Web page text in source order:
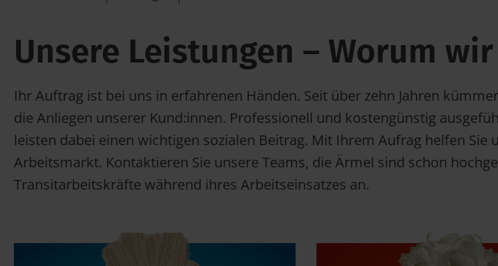
Unsere Leistungen – Worum
Ihr Auftrag ist bei uns in erfahrenen Händen. Seit über zehn Jahren
die Anliegen unserer Kund:innen. Professionell und kostengünstig
leisten dabei einen wichtigen sozialen Beitrag. Mit Ihrem Aufrag helfen
Arbeitsmarkt. Kontaktieren Sie unsere Teams, die Ärmel sind schon
Transitarbeitskräfte während ihres Arbeitseinsatzes an.